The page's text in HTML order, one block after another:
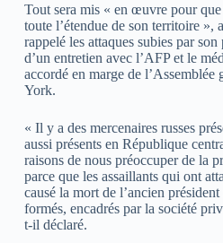
Tout sera mis « en œuvre pour
toute l’étendue de son territoire »,
rappelé les attaques subies par
d’un entretien avec l’AFP et le
accordé en marge de
York.
« Il y a des mercenaires russes
aussi présents en République
raisons de nous préoccuper de la
parce que les assaillants qui ont
causé la mort de l’ancien
formés, encadrés par la société
t-il déclaré.